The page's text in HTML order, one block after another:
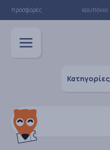
προσφορές κουπόνια
Κατηγορίες